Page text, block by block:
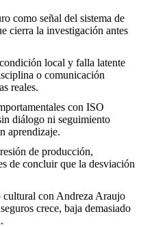
como señal del sistema de
cierra la investigación antes
local y falla latente
o comunicación
reales.
con ISO
diálogo ni seguimiento
aprendizaje.
de producción,
de concluir que la desviación
con Andreza Araujo
crece, baja demasiado